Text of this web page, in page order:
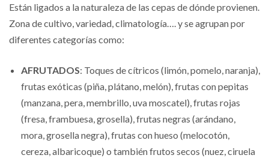
Están ligados a la naturaleza de las cepas de dónde provienen.
Zona de cultivo, variedad, climatología…. y se agrupan por
diferentes categorías como:
AFRUTADOS: Toques de cítricos (limón, pomelo, naranja),
frutas exóticas (piña, plátano, melón), frutas con pepitas
(manzana, pera, membrillo, uva moscatel), frutas rojas
(fresa, frambuesa, grosella), frutas negras (arándano,
mora, grosella negra), frutas con hueso (melocotón,
cereza, albaricoque) o también frutos secos (nuez, ciruela